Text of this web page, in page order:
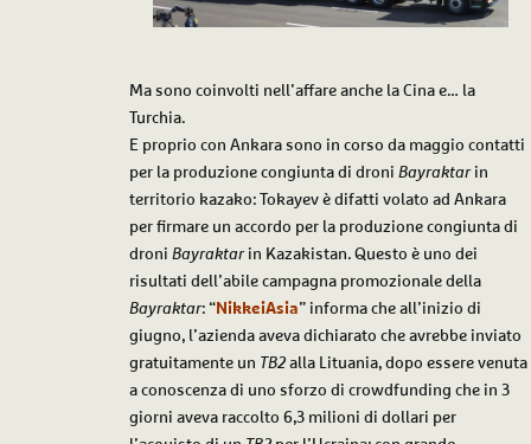
Ma sono coinvolti nell’affare anche la Cina e… la
Turchia.
E proprio con Ankara sono in corso da maggio contatti
per la produzione congiunta di droni Bayraktarin
territorio kazako: Tokayev è difatti volato ad Ankara
per firmare un accordo per la produzione congiunta di
droni Bayraktarin Kazakistan. Questo è uno dei
risultati dell’abile campagna promozionale della
Bayraktar: “ NikkeiAsia” informa che all’inizio di
giugno, l’azienda aveva dichiarato che avrebbe inviato
gratuitamente un TB2alla Lituania, dopo essere venuta
a conoscenza di uno sforzo di crowdfunding che in 3
giorni aveva raccolto 6,3 milioni di dollari per